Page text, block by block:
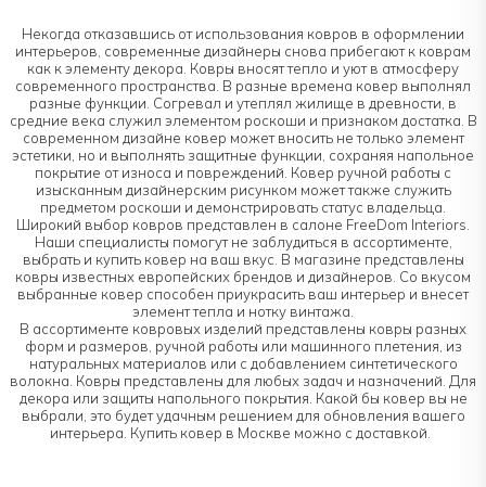
Некогда отказавшись от использования ковров в оформлении
интерьеров, современные дизайнеры снова прибегают к коврам
как к элементу декора. Ковры вносят тепло и уют в атмосферу
современного пространства. В разные времена ковер выполнял
разные функции. Согревал и утеплял жилище в древности, в
средние века служил элементом роскоши и признаком достатка. В
современном дизайне ковер может вносить не только элемент
эстетики, но и выполнять защитные функции, сохраняя напольное
покрытие от износа и повреждений. Ковер ручной работы с
изысканным дизайнерским рисунком может также служить
предметом роскоши и демонстрировать статус владельца.
Широкий выбор ковров представлен в салоне FreeDom Interiors.
Наши специалисты помогут не заблудиться в ассортименте,
выбрать и купить ковер на ваш вкус. В магазине представлены
ковры известных европейских брендов и дизайнеров. Со вкусом
выбранные ковер способен приукрасить ваш интерьер и внесет
элемент тепла и нотку винтажа.
В ассортименте ковровых изделий представлены ковры разных
форм и размеров, ручной работы или машинного плетения, из
натуральных материалов или с добавлением синтетического
волокна. Ковры представлены для любых задач и назначений. Для
декора или защиты напольного покрытия. Какой бы ковер вы не
выбрали, это будет удачным решением для обновления вашего
интерьера. Купить ковер в Москве можно с доставкой.